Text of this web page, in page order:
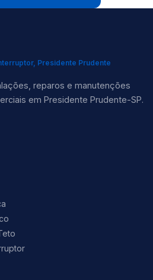
Presidente Prudente
reparos e manutenções
em Presidente Prudente-SP.